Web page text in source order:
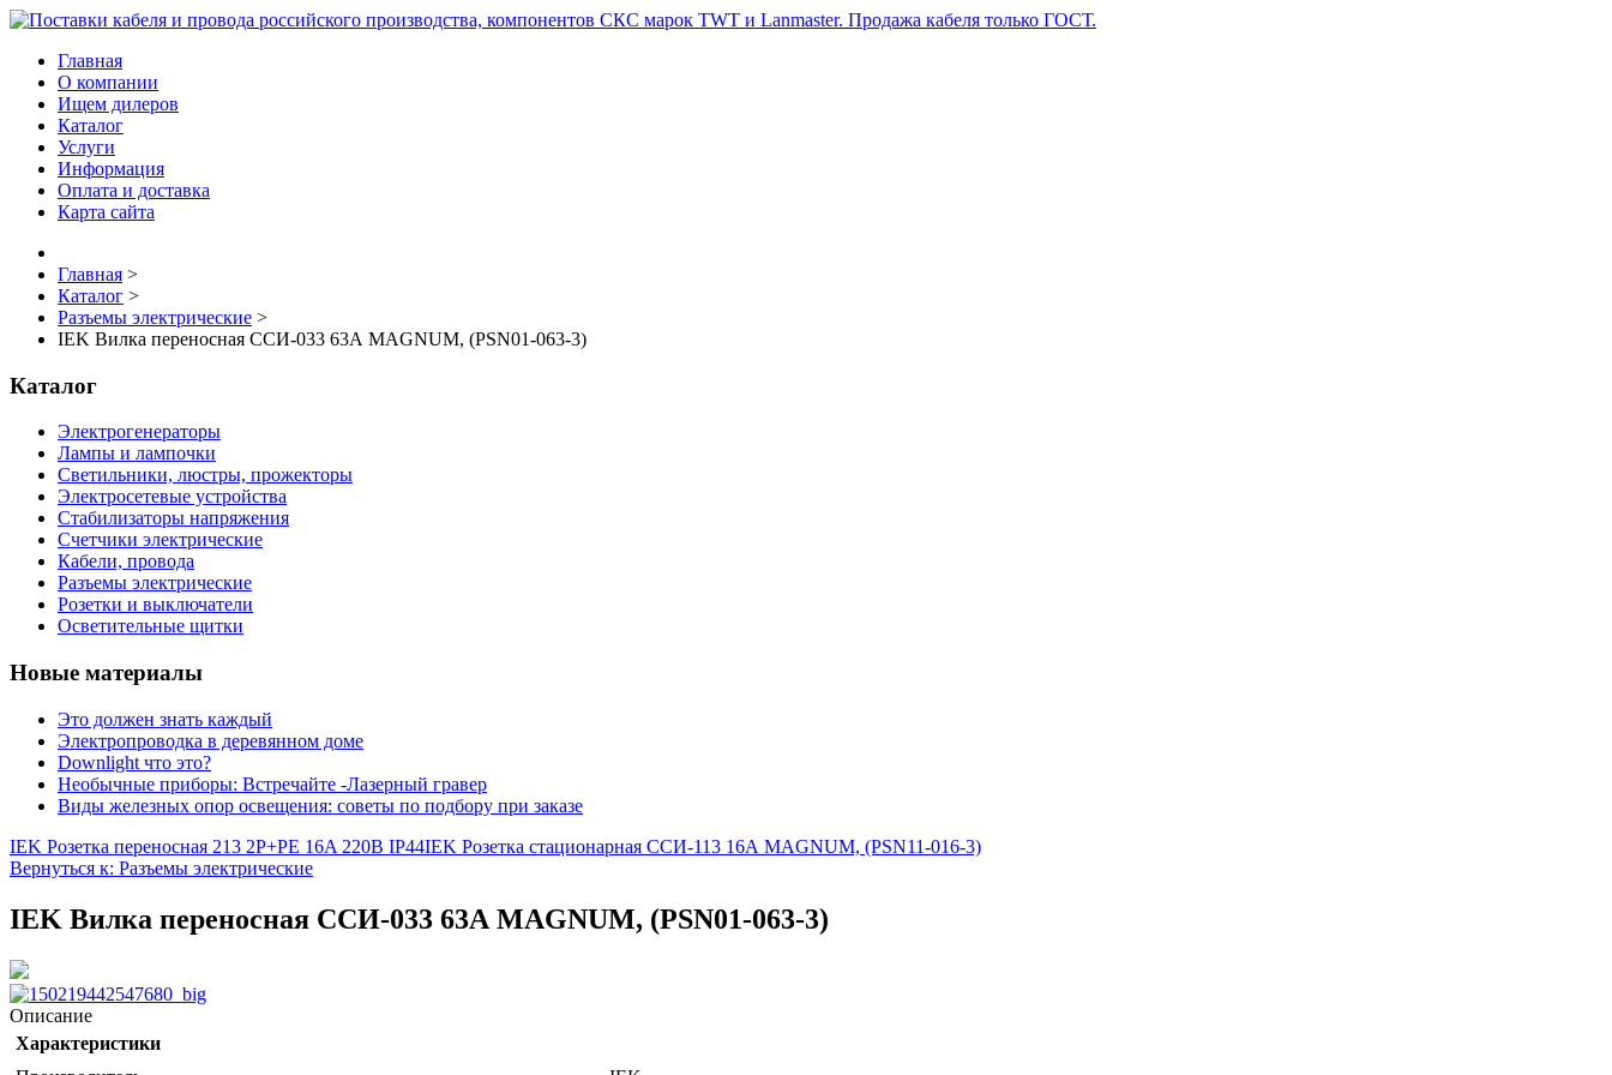
Главная
О компании
Ищем дилеров
Каталог
Услуги
Информация
Оплата и доставка
Карта сайта
Главная >
Каталог >
Разъемы электрические >
IEK Вилка переносная ССИ-033 63А MAGNUM, (PSN01-063-3)
Каталог
Электрогенераторы
Лампы и лампочки
Светильники, люстры, прожекторы
Электросетевые устройства
Стабилизаторы напряжения
Счетчики электрические
Кабели, провода
Разъемы электрические
Розетки и выключатели
Осветительные щитки
Новые материалы
Это должен знать каждый
Электропроводка в деревянном доме
Downlight что это?
Необычные приборы: Встречайте -Лазерный гравер
Виды железных опор освещения: советы по подбору при заказе
IEK Розетка переносная 213 2P+PE 16A 220В IP44IEK Розетка стационарная ССИ-113 16А MAGNUM, (PSN11-016-3)
Вернуться к: Разъемы электрические
IEK Вилка переносная ССИ-033 63А MAGNUM, (PSN01-063-3)
Описание
Характеристики